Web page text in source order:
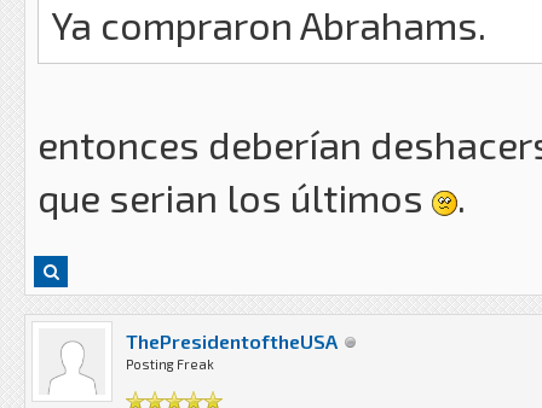
Ya compraron Abrahams.
entonces deberían
que serian los últimos
.
ThePresidentoftheUSA
Posting Freak